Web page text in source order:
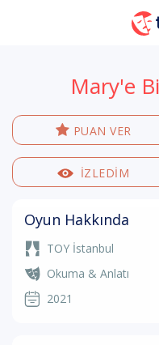
Mary'e
PUAN VER
İZLEDİM
Oyun Hakkında
TOY İstanbul
Okuma & Anlatı
2021